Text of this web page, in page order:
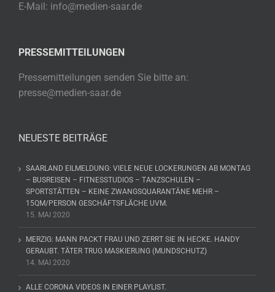
E-Mail: info@medien-saar.de
PRESSEMITTEILUNGEN
Pressemitteilungen senden Sie bitte an:
presse@medien-saar.de
NEUESTE BEITRÄGE
SAARLAND EILMELDUNG: VIELE NEUE LOCKERUNGEN AB MONTAG
– BUSREISEN – FITNESSTUDIOS – TANZSCHULEN –
SPORTSTÄTTEN – KEINE ZWANGSQUARANTÄNE MEHR –
15QM/PERSON GESCHÄFTSFLÄCHE UVM.
15. MAI 2020
MERZIG: MANN PACKT FRAU UND ZERRT SIE IN HECKE. HANDY
GERAUBT. TÄTER TRUG MASKIERUNG (MUNDSCHUTZ)
14. MAI 2020
ALLE CORONA VIDEOS IN EINER PLAYLIST.